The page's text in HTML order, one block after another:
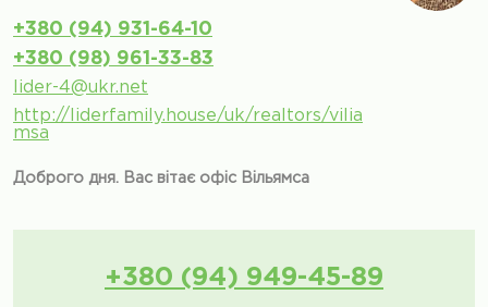
+380 (94) 931-64-10
+380 (98) 961-33-83
lider-4@ukr.net
http://liderfamily.house/uk/realtors/vilia
msa
Доброго дня. Вас вітає офіс Вільямса
+380 (94) 949-45-89